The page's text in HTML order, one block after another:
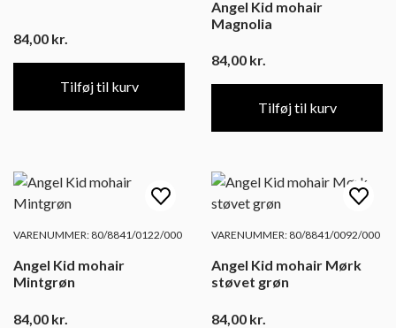
84,00 kr.
Tilføj til kurv
Angel Kid mohair
Magnolia
84,00 kr.
Tilføj til kurv
VARENUMMER: 80/8841/0122/000
Angel Kid mohair
Mintgrøn
84,00 kr.
VARENUMMER: 80/8841/0092/000
Angel Kid mohair Mørk
støvet grøn
84,00 kr.